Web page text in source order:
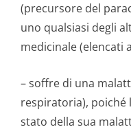
(precursore del
uno qualsiasi degli
medicinale (elencati
– soffre di una
respiratoria), poiché
stato della sua